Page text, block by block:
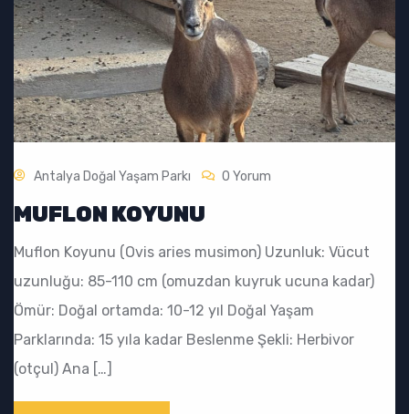
Antalya Doğal Yaşam Parkı 0 Yorum
MUFLON KOYUNU
Muflon Koyunu (Ovis aries musimon) Uzunluk: Vücut
uzunluğu: 85-110 cm (omuzdan kuyruk ucuna kadar)
Ömür: Doğal ortamda: 10-12 yıl Doğal Yaşam
Parklarında: 15 yıla kadar Beslenme Şekli: Herbivor
(otçul) Ana […]